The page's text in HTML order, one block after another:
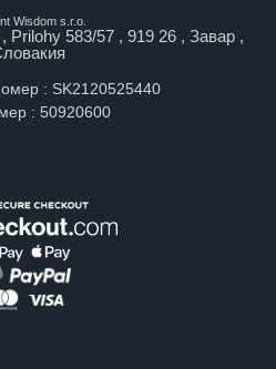
Wisdom s.r.o.
583/57 , 919 26 , Завар ,
: SK2120525440
: 50920600